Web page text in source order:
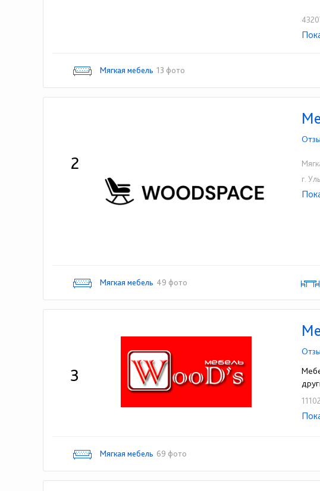
☎
Мягкая мебель 13 фото
2
г.
☎8-
Мягкая мебель 49 фото
3
☎
Мягкая мебель 69 фото